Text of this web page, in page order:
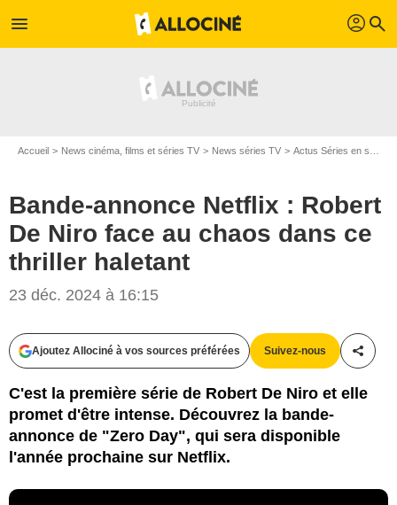
menu profil search
Accueil News cinéma, films et séries TV News séries TV Actus Séries en streaming
Bande-annonce Netflix : Robert
De Niro face au chaos dans ce
thriller haletant
23 déc. 2024 à 16:15
Ajoutez Allociné à vos sources préférées Suivez-nous
C'est la première série de Robert De Niro et elle
promet d'être intense. Découvrez la bande-
annonce de "Zero Day", qui sera disponible
l'année prochaine sur Netflix.